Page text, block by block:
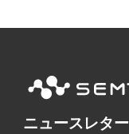
ニュースレター